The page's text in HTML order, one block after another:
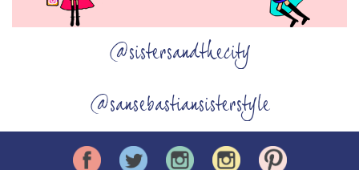
@sistersandthecity
@sansebastiansisterstyle